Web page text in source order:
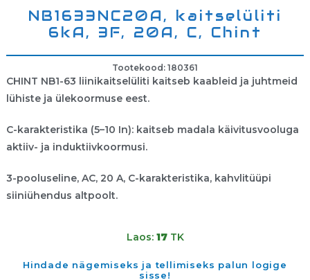
NB1633NC20A, kaitselüliti
6kA, 3F, 20A, C, Chint
Tootekood: 180361
CHINT NB1-63 liinikaitselüliti kaitseb kaableid ja juhtmeid
lühiste ja ülekoormuse eest.
C-karakteristika (5–10 In): kaitseb madala käivitusvooluga
aktiiv- ja induktiivkoormusi.
3-pooluseline, AC, 20 A, C-karakteristika, kahvlitüüpi
siiniühendus altpoolt.
Laos: 17TK
Hindade nägemiseks ja tellimiseks palun logige
sisse!